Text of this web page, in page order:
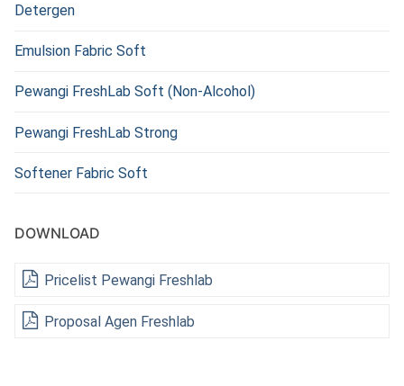
Detergen
Emulsion Fabric Soft
Pewangi FreshLab Soft (Non-Alcohol)
Pewangi FreshLab Strong
Softener Fabric Soft
DOWNLOAD
Pricelist Pewangi Freshlab
Proposal Agen Freshlab